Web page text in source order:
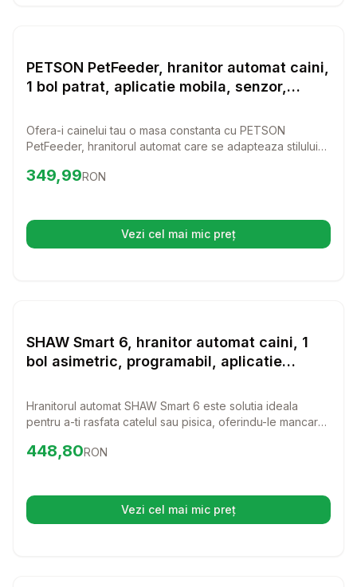
Hranitoare inteligente
PETSON PetFeeder, hranitor automat caini,
1 bol patrat, aplicatie mobila, senzor,
hranitor automat caini si pisici, 1 bol
patrat, aplicatie mobila, senzor,
Ofera-i cainelui tau o masa constanta cu PETSON
PetFeeder, hranitorul automat care se adapteaza stilului
aplicatie mobila, nu trebuie sa te mai ingrijorezi de orele
Preț: 349.99
349,99RON
Vezi cel mai mic preț(se deschide într-o filă nouă)
Hranitoare inteligente
SHAW Smart 6, hranitor automat caini, 1
bol asimetric, programabil, aplicatie
plastic SHAW Smart 6, hranitor automat
caini si pisici, 1 bol asimetric, programabil,
frigori
Hranitorul automat SHAW Smart 6 este solutia ideala
pentru a-ti rasfata catelul sau pisica, oferindu-le mancare
de racire, acest hranitor te ajuta sa te asiguri ca animalutul
Preț: 448.80
448,80RON
Vezi cel mai mic preț(se deschide într-o filă nouă)